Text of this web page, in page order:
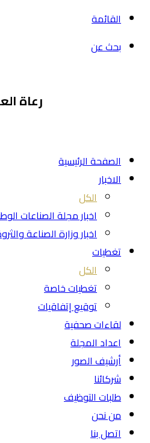
القائمة
بحث عن
رعاة
الصفحة الرئيسية
الاخبار
الكل
اخبار مجلة الصناعات
اخبار وزارة الصناعة
تغطيات
الكل
تغطيات خاصة
توقيع إتفاقيات
لقاءات صحفية
اعداد المجلة
أرشيف الصور
شركائنا
طلبات التوظيف
من نحن
اتصل بنا